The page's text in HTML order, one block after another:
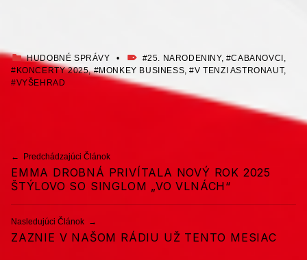
KATEGORIZOVANÉ AKO:
HUDOBNÉ SPRÁVY
OZNAČENÉ AKO:
25. NARODENINY, CABANOVCI ,
KONCERTY 2025, MONKEY BUSINESS, V TENZI ASTRONAUT,
VYŠEHRAD
Navigácia v článku
Predchádzajúci Článok
EMMA DROBNÁ PRIVÍTALA NOVÝ ROK 2025
ŠTÝLOVO SO SINGLOM „VO VLNÁCH“
Nasledujúci Článok
ZAZNIE V NAŠOM RÁDIU UŽ TENTO MESIAC